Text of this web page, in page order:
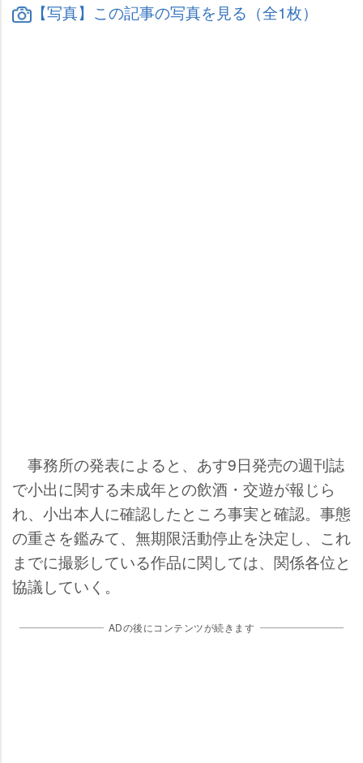
【写真】この記事の写真を見る（全1枚）
事務所の発表によると、あす9日発売の週刊誌
で小出に関する未成年との飲酒・交遊が報じら
れ、小出本人に確認したところ事実と確認。事態
の重さを鑑みて、無期限活動停止を決定し、これ
までに撮影している作品に関しては、関係各位と
協議していく。
ADの後にコンテンツが続きます